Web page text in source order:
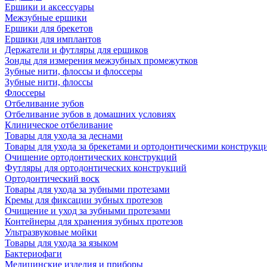
Ершики и аксессуары
Межзубные ершики
Ершики для брекетов
Ершики для имплантов
Держатели и футляры для ершиков
Зонды для измерения межзубных промежутков
Зубные нити, флоссы и флоссеры
Зубные нити, флоссы
Флоссеры
Отбеливание зубов
Отбеливание зубов в домашних условиях
Клиническое отбеливание
Товары для ухода за деснами
Товары для ухода за брекетами и ортодонтическими
Очищение ортодонтических конструкций
Футляры для ортодонтических конструкций
Ортодонтический воск
Товары для ухода за зубными протезами
Кремы для фиксации зубных протезов
Очищение и уход за зубными протезами
Контейнеры для хранения зубных протезов
Ультразвуковые мойки
Товары для ухода за языком
Бактериофаги
Медицинские изделия и приборы